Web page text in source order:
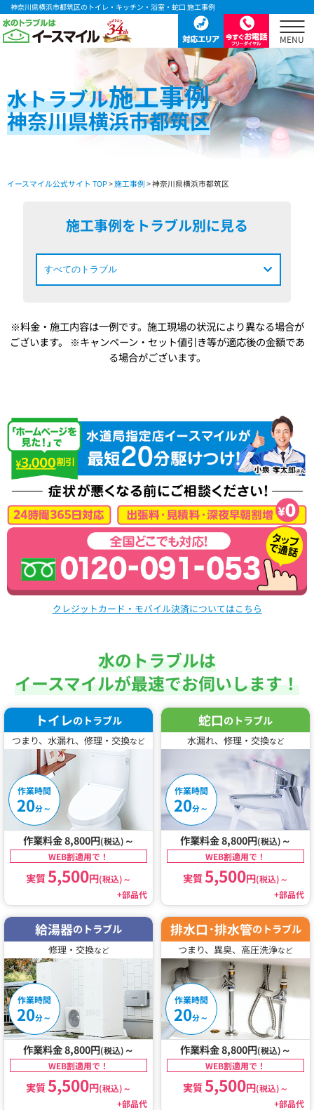
神奈川県横浜市都筑区のトイレ・キッチン・浴室・蛇口 施工事例
水トラブル施工事例
神奈川県横浜市都筑区
イースマイル公式サイト TOP>施工事例 > 神奈川県横浜市都筑区
施工事例をトラブル別に見る
※料金・施工内容は一例です。施工現場の状況により異なる場合が
ございます。
※キャンペーン・セット値引き等が適応後の金額であ
る場合がございます。
クレジットカード・モバイル決済についてはこちら
水のトラブルは
イースマイルが最速でお伺いします！
トイレのトラブル
つまり、水漏れ、修理・交換など
作業時間
20分～
作業料金 8,800円(税込) ～
WEB割適用で！
実質5,500円(税込)～
+部品代
蛇口のトラブル
水漏れ、修理・交換など
作業時間
20分～
作業料金 8,800円(税込) ～
WEB割適用で！
実質5,500円(税込)～
+部品代
給湯器のトラブル
修理・交換など
作業時間
20分～
作業料金 8,800円(税込) ～
WEB割適用で！
実質5,500円(税込)～
+部品代
排水口･排水管のトラブル
つまり、異臭、高圧洗浄など
作業時間
20分～
作業料金 8,800円(税込) ～
WEB割適用で！
実質5,500円(税込)～
+部品代